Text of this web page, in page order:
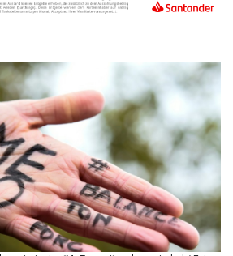
BIF 3451.157116
BSD 1.152686
BTN 109.688637
BWP 15.558807
BYN 3.432357
BYR
22660.258427
BZD 2.318271
CAD 1.61333
CDF
2615.761404